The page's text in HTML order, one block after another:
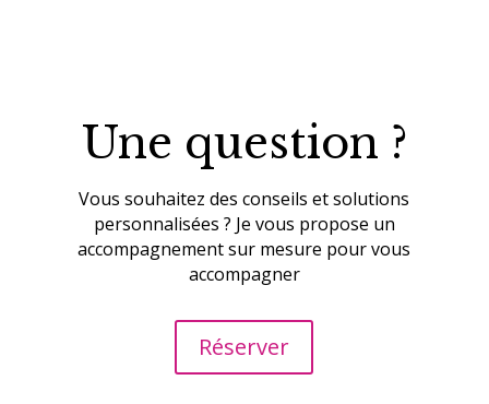
Une question ?
Vous souhaitez des conseils et solutions
personnalisées ? Je vous propose un
accompagnement sur mesure pour vous
accompagner
Réserver